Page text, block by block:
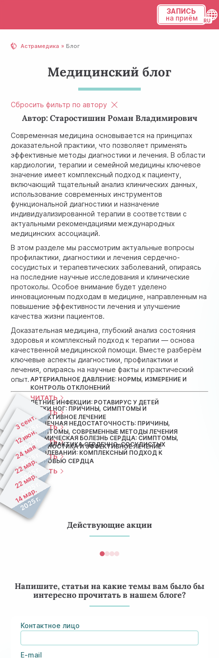
ЗАПИСЬ
на приём
Астрамедика Блог
Медицинский блог
Сбросить фильтр по автору
Автор: Старостишин Роман Владимирович
Современная медицина основывается на принципах
доказательной практики, что позволяет применять
эффективные методы диагностики и лечения. В области
кардиологии, терапии и семейной медицины ключевое
значение имеет комплексный подход к пациенту,
включающий тщательный анализ клинических данных,
использование современных инструментов
функциональной диагностики и назначение
индивидуализированной терапии в соответствии с
актуальными рекомендациями международных
медицинских ассоциаций.
В этом разделе мы рассмотрим актуальные вопросы
профилактики, диагностики и лечения сердечно-
сосудистых и терапевтических заболеваний, опираясь
на последние научные исследования и клинические
протоколы. Особое внимание будет уделено
инновационным подходам в медицине, направленным на
повышение эффективности лечения и улучшение
качества жизни пациентов.
Доказательная медицина, глубокий анализ состояния
здоровья и комплексный подход к терапии — основа
качественной медицинской помощи. Вместе разберём
ключевые аспекты диагностики, профилактики и
лечения, опираясь на научные факты и практический
опыт.
3 сент.
2025 г.
АРТЕРИАЛЬНОЕ ДАВЛЕНИЕ: НОРМЫ, ИЗМЕРЕНИЕ И
КОНТРОЛЬ ОТКЛОНЕНИЙ
ЧИТАТЬ
12 июн.
2025 г.
ЛЕТНИЕ ИНФЕКЦИИ: РОТАВИРУС У ДЕТЕЙ
ЧИТАТЬ
24 мая
2025 г.
ОТЕКИ НОГ: ПРИЧИНЫ, СИМПТОМЫ И
ЭФФЕКТИВНОЕ ЛЕЧЕНИЕ
ЧИТАТЬ
22 мар.
2025 г.
СЕРДЕЧНАЯ НЕДОСТАТОЧНОСТЬ: ПРИЧИНЫ,
СИМПТОМЫ, СОВРЕМЕННЫЕ МЕТОДЫ ЛЕЧЕНИЯ
ЧИТАТЬ
22 мар.
2025 г.
ИШЕМИЧЕСКАЯ БОЛЕЗНЬ СЕРДЦА: СИМПТОМЫ,
ДИАГНОСТИКА И ЭФФЕКТИВНОЕ ЛЕЧЕНИЕ
ЧИТАТЬ
14 мар.
2025 г.
ПРОФИЛАКТИКА СЕРДЕЧНО-СОСУДИСТЫХ
ЗАБОЛЕВАНИЙ: КОМПЛЕКСНЫЙ ПОДХОД К
ЗДОРОВЬЮ СЕРДЦА
ЧИТАТЬ
Действующие акции
Напишите, статьи на какие темы вам было бы
интересно прочитать в нашем блоге?
Контактное лицо
E-mail